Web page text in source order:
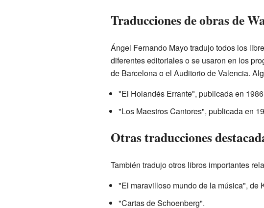
Traducciones de obras de
Ángel Fernando Mayo tradujo todos los
diferentes editoriales o se usaron en los
de Barcelona o el Auditorio de Valencia.
"El Holandés Errante", publicada en
"Los Maestros Cantores", publicada en
Otras traducciones
También tradujo otros libros importantes
"El maravilloso mundo de la música", de
"Cartas de Schoenberg".